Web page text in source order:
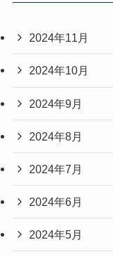
2024年11月
2024年10月
2024年9月
2024年8月
2024年7月
2024年6月
2024年5月